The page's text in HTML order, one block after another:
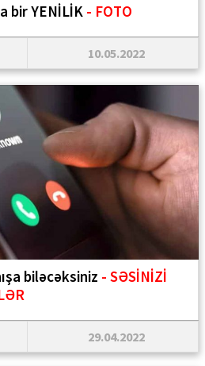
bir YENİLİK - FOTO
10.05.2022
biləcəksiniz - SƏSİNİZİ
29.04.2022